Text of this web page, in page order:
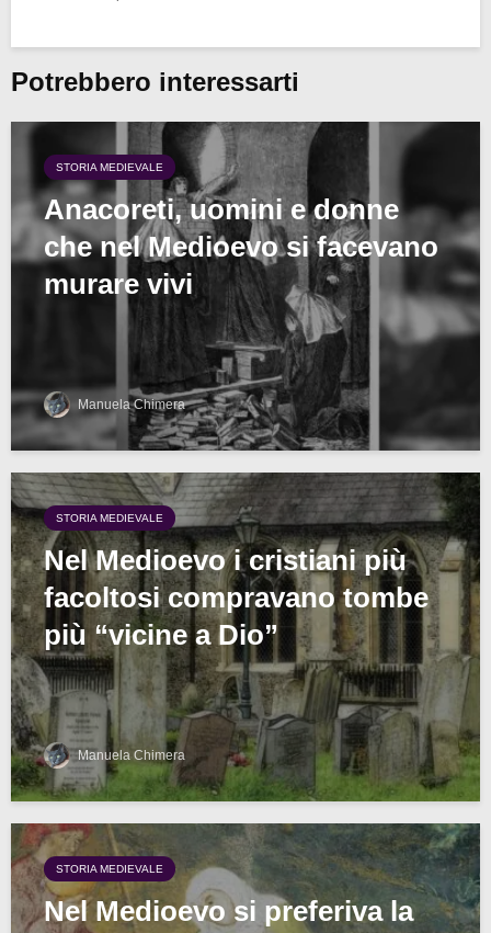
Potrebbero interessarti
STORIA MEDIEVALE
Anacoreti, uomini e donne
che nel Medioevo si facevano
murare vivi
Manuela Chimera
STORIA MEDIEVALE
Nel Medioevo i cristiani più
facoltosi compravano tombe
più “vicine a Dio”
Manuela Chimera
STORIA MEDIEVALE
Nel Medioevo si preferiva la